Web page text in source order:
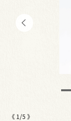
《 1 /5 》